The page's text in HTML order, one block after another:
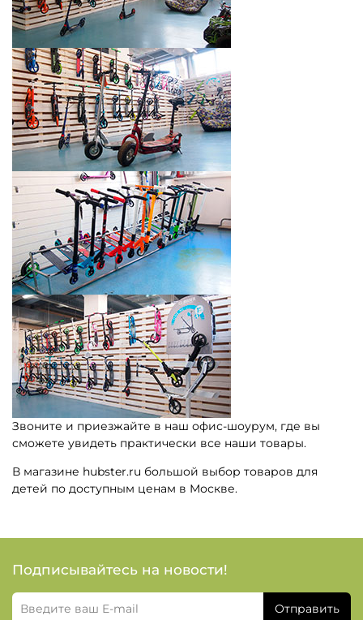
Звоните и приезжайте в наш офис-шоурум, где вы
сможете увидеть практически все наши товары.
В магазине hubster.ru большой выбор товаров для
детей по доступным ценам в Москве.
Подписывайтесь на новости!
Отправить